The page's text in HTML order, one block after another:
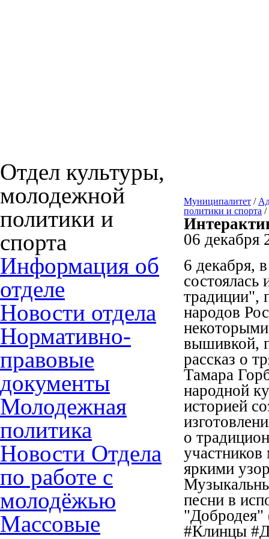
Отдел культуры,
молодежной
политики и
спорта
Информация об
отделе
Новости отдела
Нормативно-
правовые
документы
Молодежная
политика
Новости Отдела
по работе с
молодёжью
Массовые
Муниципалитет /
политики и спорта /
06 декабря
6 декабря,
состоялась
традиции",
народов
вышивкой,
рассказ о
Тамара
народной
историей
о
участников
яркими
песни в
"Добродея"
#Клинцы